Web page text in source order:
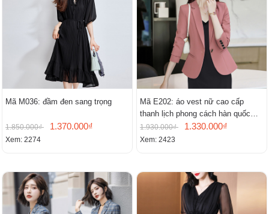
Mã M036: đầm đen sang trọng
1.850.000₫ 1.370.000₫
Xem: 2274
Mã E202: áo vest nữ cao cấp
thanh lịch phong cách hàn quốc
mới
1.930.000₫ 1.330.000₫
Xem: 2423